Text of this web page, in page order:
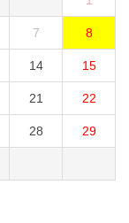
7 8
14 15
21 22
28 29